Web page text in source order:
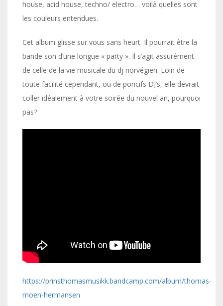
house, acid house, techno/ electro… voilà quelles sont
les couleurs entendues.
Cet album glisse sur vous sans heurt. Il pourrait être la
bande son d’une longue « party ». Il s’agit assurément
de celle de la vie musicale du dj norvégien. Loin de
toute facilité cependant, ou de poncifs DJ’s, elle devrait
coller idéalement à votre soirée du nouvel an, pourquoi
pas?
https://prinsthomasmusikk.bandcamp.com/album/thomas-
moen-hermansen